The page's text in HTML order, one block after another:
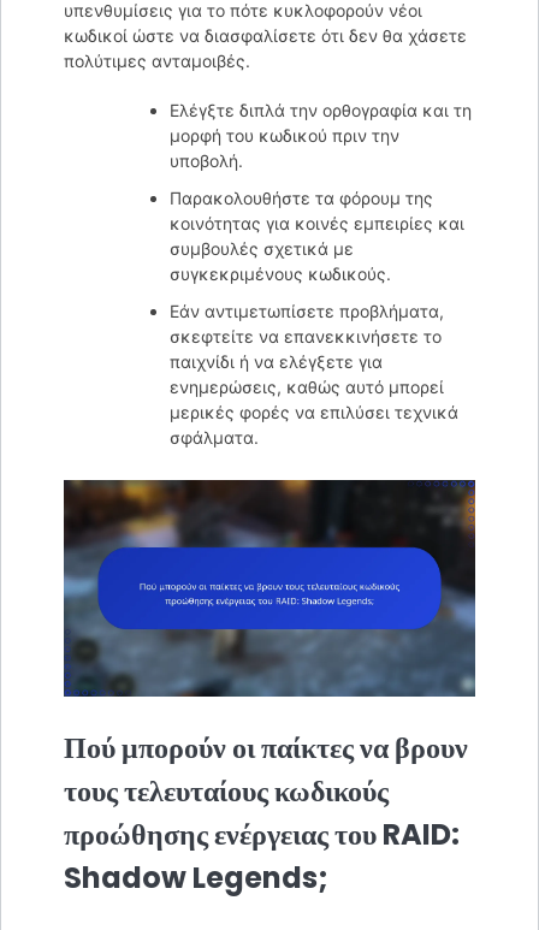
υπενθυμίσεις για το πότε κυκλοφορούν νέοι
κωδικοί ώστε να διασφαλίσετε ότι δεν θα χάσετε
πολύτιμες ανταμοιβές.
Ελέγξτε διπλά την ορθογραφία και τη
μορφή του κωδικού πριν την
υποβολή.
Παρακολουθήστε τα φόρουμ της
κοινότητας για κοινές εμπειρίες και
συμβουλές σχετικά με
συγκεκριμένους κωδικούς.
Εάν αντιμετωπίσετε προβλήματα,
σκεφτείτε να επανεκκινήσετε το
παιχνίδι ή να ελέγξετε για
ενημερώσεις, καθώς αυτό μπορεί
μερικές φορές να επιλύσει τεχνικά
σφάλματα.
Πού μπορούν οι παίκτες να βρουν
τους τελευταίους κωδικούς
προώθησης ενέργειας του RAID:
Shadow Legends;